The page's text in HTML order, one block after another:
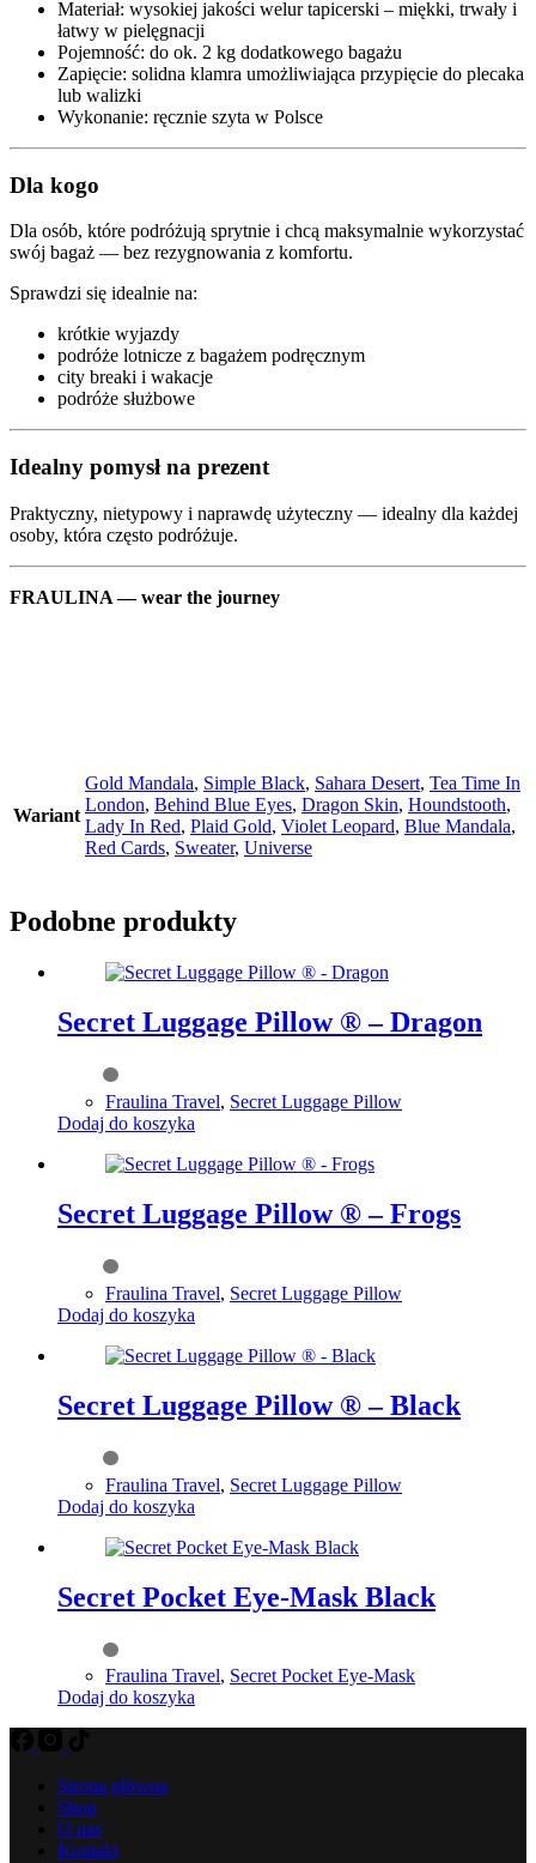
Materiał: wysokiej jakości welur tapicerski – miękki, trwały i
łatwy w pielęgnacji
Pojemność: do ok. 2 kg dodatkowego bagażu
Zapięcie: solidna klamra umożliwiająca przypięcie do plecaka
lub walizki
Wykonanie: ręcznie szyta w Polsce
Dla kogo
Dla osób, które podróżują sprytnie i chcą maksymalnie wykorzystać
swój bagaż — bez rezygnowania z komfortu.
Sprawdzi się idealnie na:
krótkie wyjazdy
podróże lotnicze z bagażem podręcznym
city breaki i wakacje
podróże służbowe
Idealny pomysł na prezent
Praktyczny, nietypowy i naprawdę użyteczny — idealny dla każdej
osoby, która często podróżuje.
FRAULINA — wear the journey
Wariant
Gold Mandala, Simple Black, Sahara Desert, Tea Time In
London, Behind Blue Eyes, Dragon Skin, Houndstooth,
Lady In Red, Plaid Gold, Violet Leopard, Blue Mandala,
Red Cards, Sweater, Universe
Podobne produkty
Secret Luggage Pillow ® – Dragon
Fraulina Travel, Secret Luggage Pillow
Dodaj do koszyka
Secret Luggage Pillow ® – Frogs
Fraulina Travel, Secret Luggage Pillow
Dodaj do koszyka
Secret Luggage Pillow ® – Black
Fraulina Travel, Secret Luggage Pillow
Dodaj do koszyka
Secret Pocket Eye-Mask Black
Fraulina Travel, Secret Pocket Eye-Mask
Dodaj do koszyka
Strona główna
Shop
O nas
Kontakt